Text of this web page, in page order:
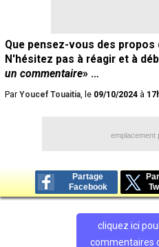
Que pensez-vous des propos
N'hésitez pas à réagir et à
un commentaire» …
Par Youcef Touaitia, le 09/10/2024 à
emplacement
Partage
Facebook
cliquez ici
commentaires